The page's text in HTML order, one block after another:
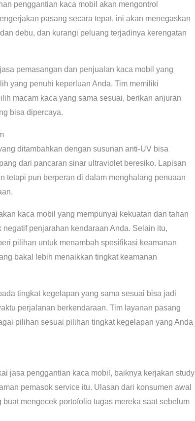
penggantian kaca mobil akan mengontrol
pasang secara tepat, ini akan menegaskan
debu, dan kurangi peluang terjadinya kerengatan
pemasangan dan penjualan kaca mobil yang
yang penuhi keperluan Anda. Tim memiliki
macam kaca yang sama sesuai, berikan anjuran
bisa dipercaya.
ditambahkan dengan susunan anti-UV bisa
dari pancaran sinar ultraviolet beresiko. Lapisan
tetapi pun berperan di dalam menghalang penuaan
kaca mobil yang mempunyai kekuatan dan tahan
penjarahan kendaraan Anda. Selain itu,
pilihan untuk menambah spesifikasi keamanan
bakal lebih menaikkan tingkat keamanan
tingkat kegelapan yang sama sesuai bisa jadi
perjalanan berkendaraan. Tim layanan pasang
pilihan sesuai pilihan tingkat kegelapan yang Anda
jasa penggantian kaca mobil, baiknya kerjakan study
pemasok service itu. Ulasan dari konsumen awal
mengecek portofolio tugas mereka saat sebelum